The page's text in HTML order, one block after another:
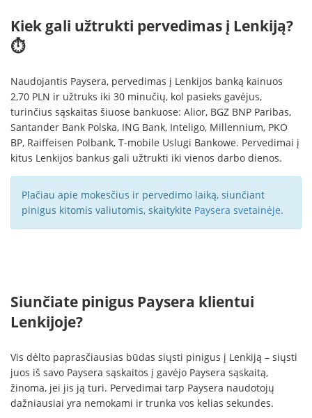
Kiek gali užtrukti pervedimas į Lenkiją?
⏱
Naudojantis Paysera, pervedimas į Lenkijos banką kainuos
2,70 PLN ir užtruks iki 30 minučių, kol pasieks gavėjus,
turinčius sąskaitas šiuose bankuose: Alior, BGZ BNP Paribas,
Santander Bank Polska, ING Bank, Inteligo, Millennium, PKO
BP, Raiffeisen Polbank, T-mobile Uslugi Bankowe. Pervedimai į
kitus Lenkijos bankus gali užtrukti iki vienos darbo dienos.
Plačiau apie mokesčius ir pervedimo laiką, siunčiant
pinigus kitomis valiutomis, skaitykite Paysera svetainėje.
Siunčiate pinigus Paysera klientui
Lenkijoje?
Vis dėlto paprasčiausias būdas siųsti pinigus į Lenkiją – siųsti
juos iš savo Paysera sąskaitos į gavėjo Paysera sąskaitą,
žinoma, jei jis ją turi. Pervedimai tarp Paysera naudotojų
dažniausiai yra nemokami ir trunka vos kelias sekundes.